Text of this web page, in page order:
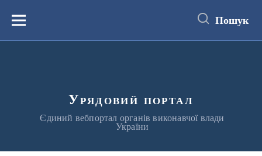
вмістуМеню Пошук
Урядовий портал
Єдиний вебпортал органів виконавчої влади
України